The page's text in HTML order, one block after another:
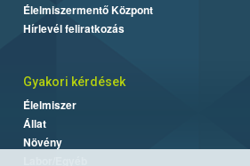
Élelmiszermentő Központ
Hírlevél feliratkozás
Gyakori kérdések
Élelmiszer
Állat
Növény